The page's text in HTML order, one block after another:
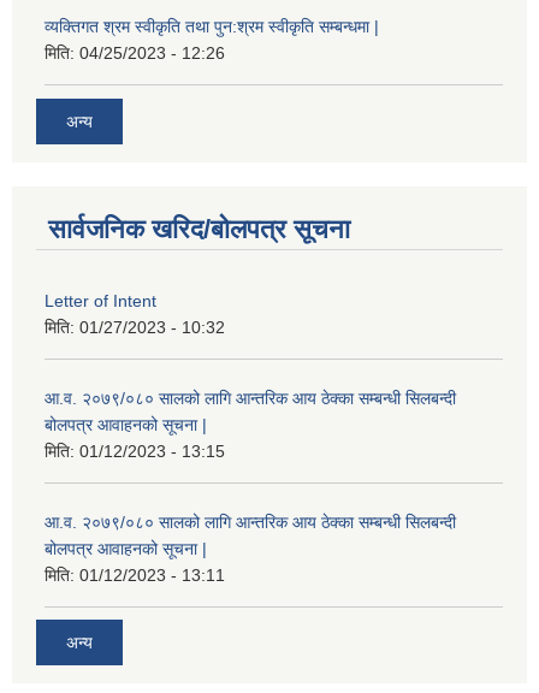
व्यक्तिगत श्रम स्वीकृति तथा पुन:श्रम स्वीकृति सम्बन्धमा |
मिति: 04/25/2023 - 12:26
अन्य
सार्वजनिक खरिद/बोलपत्र सूचना
Letter of Intent
मिति: 01/27/2023 - 10:32
आ.व. २०७९/०८० सालको लागि आन्तरिक आय ठेक्का सम्बन्धी सिलबन्दी
बोलपत्र आवाहनको सूचना |
मिति: 01/12/2023 - 13:15
आ.व. २०७९/०८० सालको लागि आन्तरिक आय ठेक्का सम्बन्धी सिलबन्दी
बोलपत्र आवाहनको सूचना |
मिति: 01/12/2023 - 13:11
अन्य